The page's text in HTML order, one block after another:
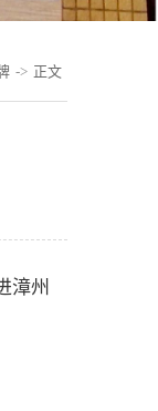
-> 正文
漳州